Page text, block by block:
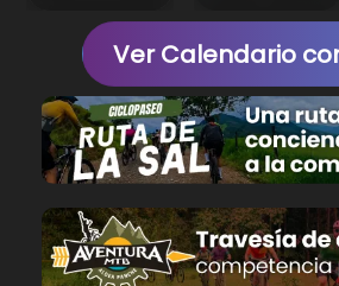
Ver Calendario